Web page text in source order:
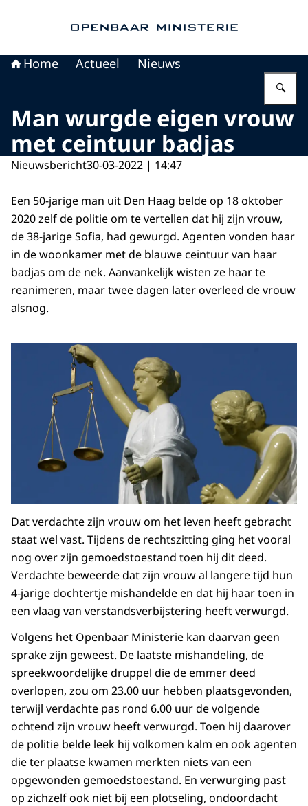
Home Actueel Nieuws
Man wurgde eigen vrouw
met ceintuur badjas
Nieuwsbericht30-03-2022 | 14:47
Een 50-jarige man uit Den Haag belde op 18 oktober
2020 zelf de politie om te vertellen dat hij zijn vrouw,
de 38-jarige Sofia, had gewurgd. Agenten vonden haar
in de woonkamer met de blauwe ceintuur van haar
badjas om de nek. Aanvankelijk wisten ze haar te
reanimeren, maar twee dagen later overleed de vrouw
alsnog.
Dat verdachte zijn vrouw om het leven heeft gebracht
staat wel vast. Tijdens de rechtszitting ging het vooral
nog over zijn gemoedstoestand toen hij dit deed.
Verdachte beweerde dat zijn vrouw al langere tijd hun
4-jarige dochtertje mishandelde en dat hij haar toen in
een vlaag van verstandsverbijstering heeft verwurgd.
Volgens het Openbaar Ministerie kan daarvan geen
sprake zijn geweest. De laatste mishandeling, de
spreekwoordelijke druppel die de emmer deed
overlopen, zou om 23.00 uur hebben plaatsgevonden,
terwijl verdachte pas rond 6.00 uur de volgende
ochtend zijn vrouw heeft verwurgd. Toen hij daarover
de politie belde leek hij volkomen kalm en ook agenten
die ter plaatse kwamen merkten niets van een
opgewonden gemoedstoestand. En verwurging past
op zichzelf ook niet bij een plotseling, ondoordacht